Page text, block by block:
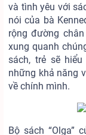
và tình yêu với
nói của bà
rộng đường
xung quanh
sách, trẻ sẽ
những khả năng
về chính mình.
Bộ sách “Olga”